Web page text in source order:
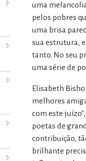
uma
pelos pobres
uma brisa
sua estrutura,
tanto. No seu
uma série de
Elisabeth
melhores
com este
poetas de
contribuição,
brilhante